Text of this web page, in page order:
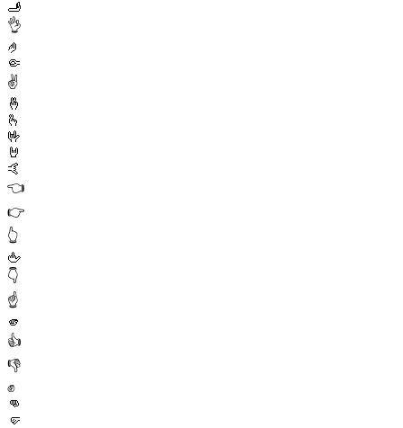
🫸
👌
🤌
🤏
✌️
🤞
🫰
🤟
🤘
🤙
👈
👉
👆
🖕
👇
☝️
🫵
👍
👎
✊
👊
🤛